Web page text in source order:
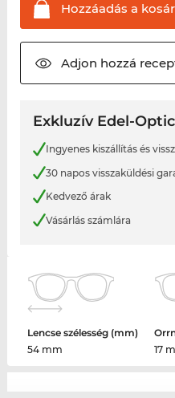
Hozzáadás a
Adjon hozzá
Exkluzív Edel-
Ingyenes kiszállítás és
30 napos visszaküldési
Kedvező árak
Vásárlás számlára
Lencse szélesség (mm)
54 mm
17